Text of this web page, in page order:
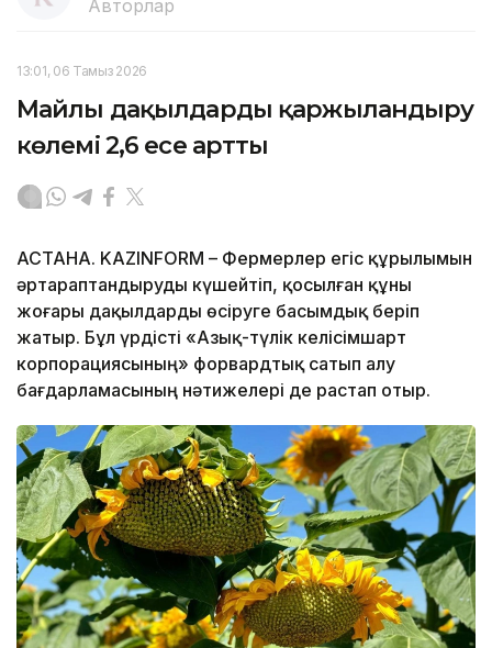
Авторлар
13:01, 06 Тамыз 2026
Майлы дақылдарды қаржыландыру
көлемі 2,6 есе артты
АСТАНА. KAZINFORM – Фермерлер егіс құрылымын
әртараптандыруды күшейтіп, қосылған құны
жоғары дақылдарды өсіруге басымдық беріп
жатыр. Бұл үрдісті «Азық-түлік келісімшарт
корпорациясының» форвардтық сатып алу
бағдарламасының нәтижелері де растап отыр.